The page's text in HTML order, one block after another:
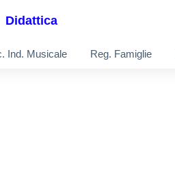
Didattica
Ind. Musicale Reg. Famiglie